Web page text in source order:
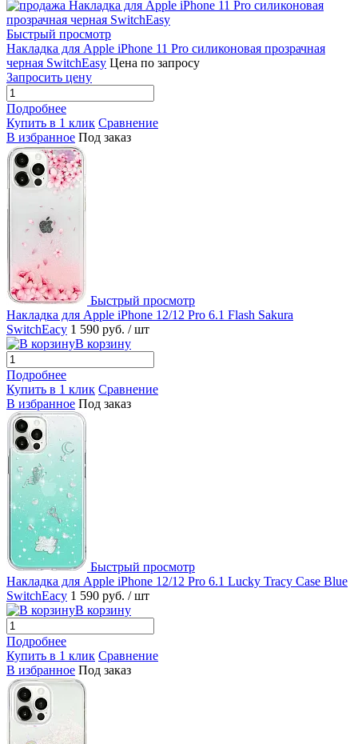
Быстрый просмотр
Накладка для Apple iPhone 11 Pro силиконовая прозрачная
черная SwitchEasy Цена по запросу
Запросить цену
Подробнее
Купить в 1 клик Сравнение
В избранное Под заказ
Быстрый просмотр
Накладка для Apple iPhone 12/12 Pro 6.1 Flash Sakura
SwitchEacy 1 590 руб. / шт
В корзину
Подробнее
Купить в 1 клик Сравнение
В избранное Под заказ
Быстрый просмотр
Накладка для Apple iPhone 12/12 Pro 6.1 Lucky Tracy Case Blue
SwitchEacy 1 590 руб. / шт
В корзину
Подробнее
Купить в 1 клик Сравнение
В избранное Под заказ